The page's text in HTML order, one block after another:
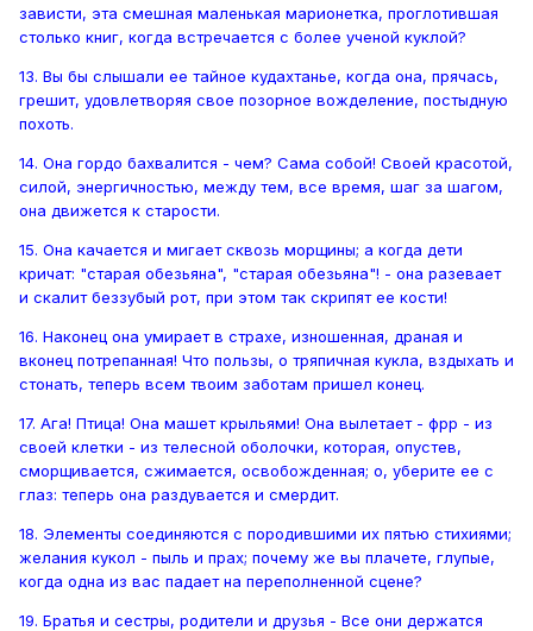
зависти, эта смешная маленькая марионетка, проглотившая
столько книг, когда встречается с более ученой куклой?
13. Вы бы слышали ее тайное кудахтанье, когда она, прячась,
грешит, удовлетворяя свое позорное вожделение, постыдную
похоть.
14. Она гордо бахвалится - чем? Сама собой! Своей красотой,
силой, энергичностью, между тем, все время, шаг за шагом,
она движется к старости.
15. Она качается и мигает сквозь морщины; а когда дети
кричат: "старая обезьяна", "старая обезьяна"! - она разевает
и скалит беззубый рот, при этом так скрипят ее кости!
16. Наконец она умирает в страхе, изношенная, драная и
вконец потрепанная! Что пользы, о тряпичная кукла, вздыхать и
стонать, теперь всем твоим заботам пришел конец.
17. Ага! Птица! Она машет крыльями! Она вылетает - фрр - из
своей клетки - из телесной оболочки, которая, опустев,
сморщивается, сжимается, освобожденная; о, уберите ее с
глаз: теперь она раздувается и смердит.
18. Элементы соединяются с породившими их пятью стихиями;
желания кукол - пыль и прах; почему же вы плачете, глупые,
когда одна из вас падает на переполненной сцене?
19. Братья и сестры, родители и друзья - Все они держатся